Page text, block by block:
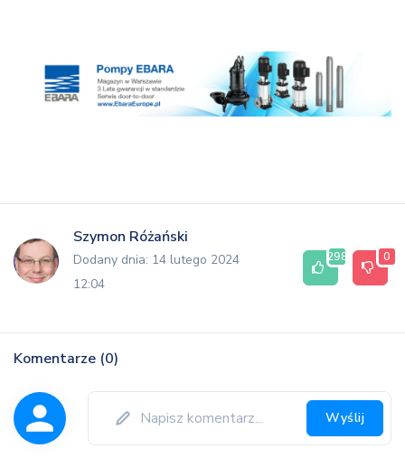
Szymon Różański
Dodany dnia: 14 lutego 2024
12:04
298 0
Komentarze (0)
Wyślij